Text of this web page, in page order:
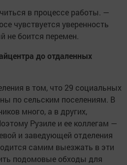
в процессе работы. —
чувствуется уверенность
не боится перемен.
до отдаленных
в том, что 29 социальных
по сельским поселениям. В
много, а в других,
Рузиле и ее коллегам —
и заведующей отделения
самим выезжать в эти
подомовые обходы для